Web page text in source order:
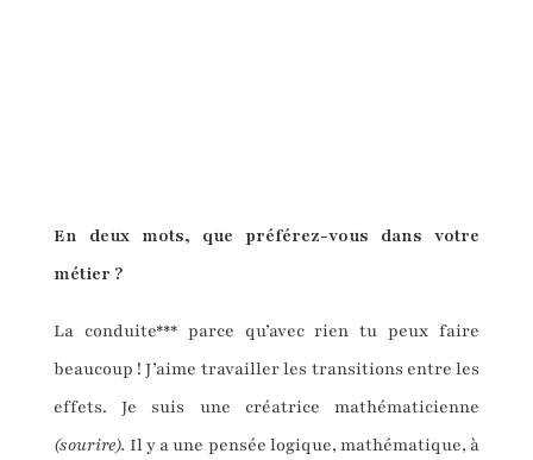
En deux mots, que préférez-vous dans votre
métier ?
La conduite*** parce qu’avec rien tu peux faire
beaucoup ! J’aime travailler les transitions entre les
effets. Je suis une créatrice mathématicienne
(sourire). Il y a une pensée logique, mathématique, à